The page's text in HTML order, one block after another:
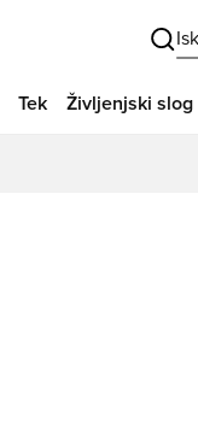
Tek Življenjski slog